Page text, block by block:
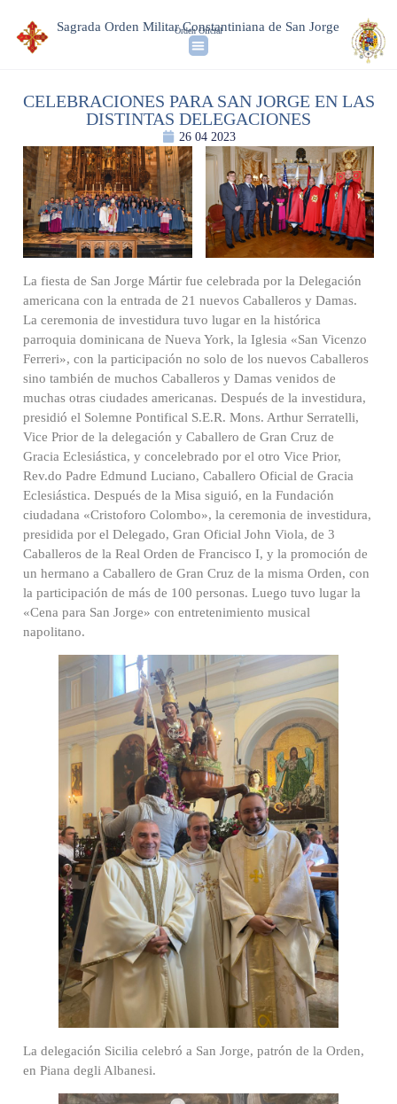
Sagrada Orden Militar Constantiniana de San Jorge
Orden Oficial
CELEBRACIONES PARA SAN JORGE EN LAS
DISTINTAS DELEGACIONES
26 04 2023
La fiesta de San Jorge Mártir fue celebrada por la Delegación
americana con la entrada de 21 nuevos Caballeros y Damas.
La ceremonia de investidura tuvo lugar en la histórica
parroquia dominicana de Nueva York, la Iglesia «San Vicenzo
Ferreri», con la participación no solo de los nuevos Caballeros
sino también de muchos Caballeros y Damas venidos de
muchas otras ciudades americanas. Después de la investidura,
presidió el Solemne Pontifical S.E.R. Mons. Arthur Serratelli,
Vice Prior de la delegación y Caballero de Gran Cruz de
Gracia Eclesiástica, y concelebrado por el otro Vice Prior,
Rev.do Padre Edmund Luciano, Caballero Oficial de Gracia
Eclesiástica. Después de la Misa siguió, en la Fundación
ciudadana «Cristoforo Colombo», la ceremonia de investidura,
presidida por el Delegado, Gran Oficial John Viola, de 3
Caballeros de la Real Orden de Francisco I, y la promoción de
un hermano a Caballero de Gran Cruz de la misma Orden, con
la participación de más de 100 personas. Luego tuvo lugar la
«Cena para San Jorge» con entretenimiento musical
napolitano.
La delegación Sicilia celebró a San Jorge, patrón de la Orden,
en Piana degli Albanesi.